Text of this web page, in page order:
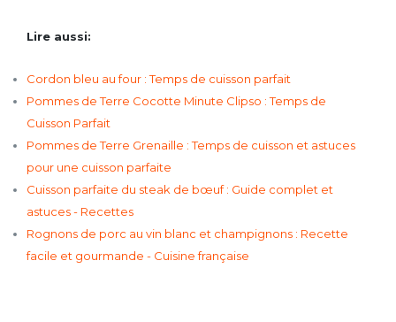
Lire aussi:
Cordon bleu au four : Temps de cuisson parfait
Pommes de Terre Cocotte Minute Clipso : Temps de
Cuisson Parfait
Pommes de Terre Grenaille : Temps de cuisson et astuces
pour une cuisson parfaite
Cuisson parfaite du steak de bœuf : Guide complet et
astuces - Recettes
Rognons de porc au vin blanc et champignons : Recette
facile et gourmande - Cuisine française